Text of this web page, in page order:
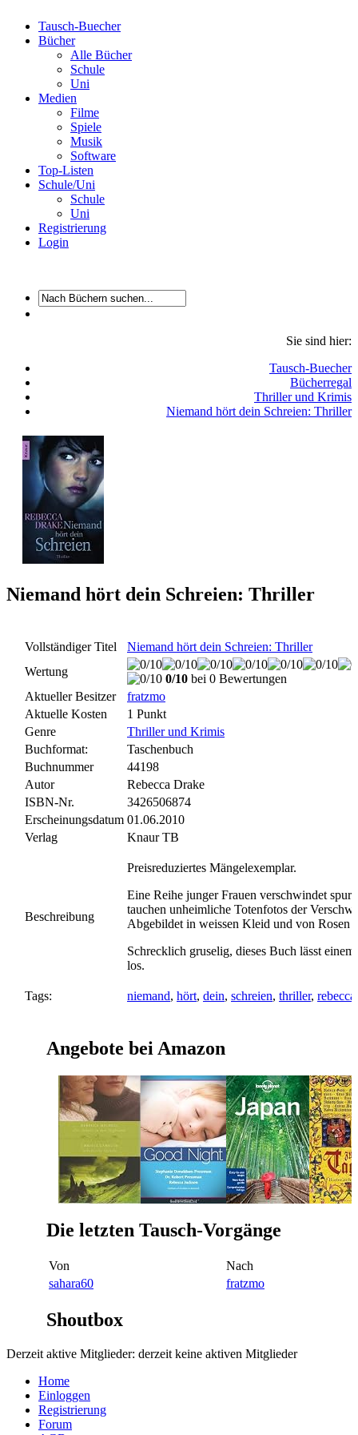
Tausch-Buecher
Bücher
Alle Bücher
Schule
Uni
Medien
Filme
Spiele
Musik
Software
Top-Listen
Schule/Uni
Schule
Uni
Registrierung
Login
Sie sind hier:
Tausch-Buecher
Bücherregal
Thriller und Krimis
Niemand hört dein Schreien: Thriller
Niemand hört dein Schreien: Thriller
Vollständiger Titel
Niemand hört dein Schreien: Thriller
Wertung
0/10 bei 0 Bewertungen
Aktueller Besitzer
fratzmo
Aktuelle Kosten
1 Punkt
Genre
Thriller und Krimis
Buchformat:
Taschenbuch
Buchnummer
44198
Autor
Rebecca Drake
ISBN-Nr.
3426506874
Erscheinungsdatum 01.06.2010
Verlag
Knaur TB
Beschreibung
Preisreduziertes Mängelexemplar.
Eine Reihe junger Frauen verschwindet
tauchen unheimliche Totenfotos der
Abgebildet in weissen Kleid und von Rosen
Schrecklich gruselig, dieses Buch lässt
los.
Tags: niemand, hört, dein, schreien, thriller, rebecca
Angebote bei Amazon
Die letzten Tausch-Vorgänge
Von
Nach
sahara60
fratzmo
Shoutbox
Derzeit aktive Mitglieder: derzeit keine aktiven Mitglieder
Home
Einloggen
Registrierung
Forum